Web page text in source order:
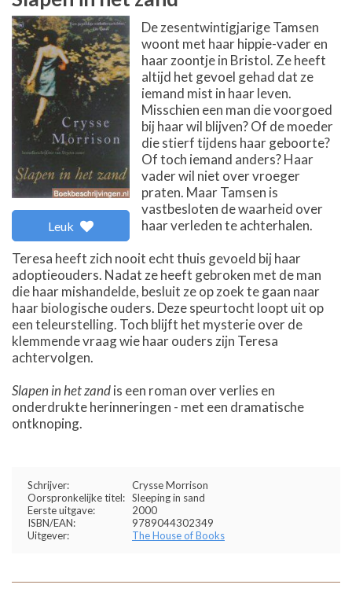
Leuk
De zesentwintigjarige Tamsen
woont met haar hippie-vader en
haar zoontje in Bristol. Ze heeft
altijd het gevoel gehad dat ze
iemand mist in haar leven.
Misschien een man die voorgoed
bij haar wil blijven? Of de moeder
die stierf tijdens haar geboorte?
Of toch iemand anders? Haar
vader wil niet over vroeger
praten. Maar Tamsen is
vastbesloten de waarheid over
haar verleden te achterhalen.
Teresa heeft zich nooit echt thuis gevoeld bij haar
adoptieouders. Nadat ze heeft gebroken met de man
die haar mishandelde, besluit ze op zoek te gaan naar
haar biologische ouders. Deze speurtocht loopt uit op
een teleurstelling. Toch blijft het mysterie over de
klemmende vraag wie haar ouders zijn Teresa
achtervolgen.
Slapen in het zandis een roman over verlies en
onderdrukte herinneringen - met een dramatische
ontknoping.
Schrijver:
Crysse Morrison
Oorspronkelijke titel: Sleeping in sand
Eerste uitgave:
2000
ISBN/EAN:
9789044302349
Uitgever:
The House of Books